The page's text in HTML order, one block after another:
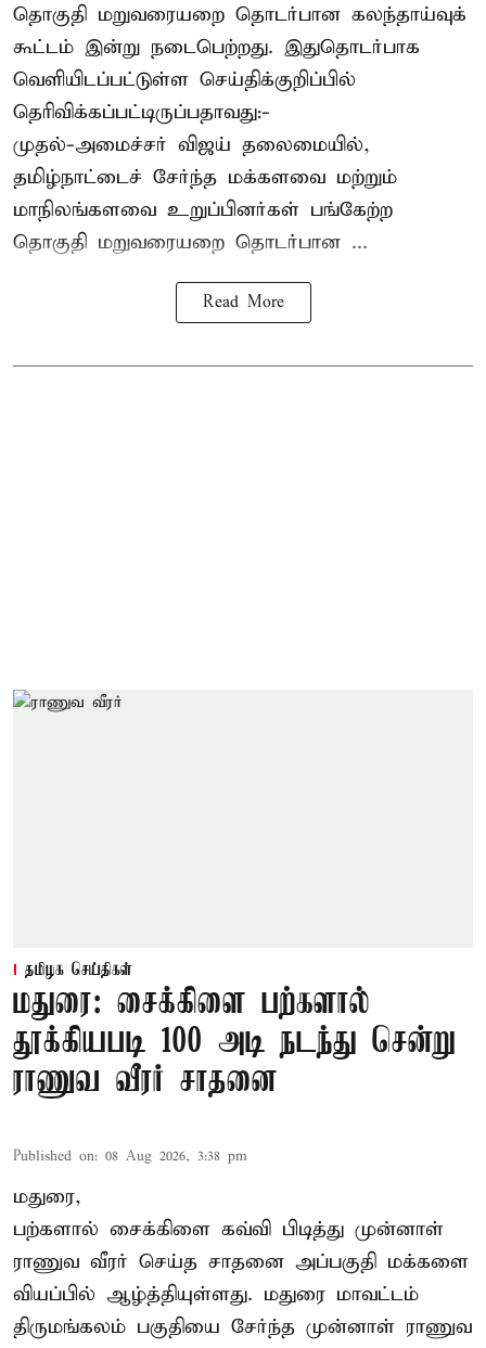
தொகுதி மறுவரையறை தொடர்பான கலந்தாய்வுக்
கூட்டம் இன்று நடைபெற்றது. இதுதொடர்பாக
வெளியிடப்பட்டுள்ள செய்திக்குறிப்பில்
தெரிவிக்கப்பட்டிருப்பதாவது:-
முதல்-அமைச்சர் விஜய் தலைமையில்,
தமிழ்நாட்டைச் சேர்ந்த மக்களவை மற்றும்
மாநிலங்களவை உறுப்பினர்கள் பங்கேற்ற
தொகுதி மறுவரையறை தொடர்பான ...
Read More
தமிழக செய்திகள்
மதுரை: சைக்கிளை பற்களால்
தூக்கியபடி 100 அடி நடந்து சென்று
ராணுவ வீரர் சாதனை
Published on: 08 Aug 2026, 3:38 pm
மதுரை,
பற்களால் சைக்கிளை கவ்வி பிடித்து முன்னாள்
ராணுவ வீரர் செய்த சாதனை அப்பகுதி மக்களை
வியப்பில் ஆழ்த்தியுள்ளது. மதுரை மாவட்டம்
திருமங்கலம் பகுதியை சேர்ந்த முன்னாள் ராணுவ